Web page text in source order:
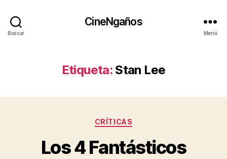
Buscar
CineNgaños
Menú
Etiqueta: Stan Lee
Categorías
CRÍTICAS
Los 4 Fantásticos